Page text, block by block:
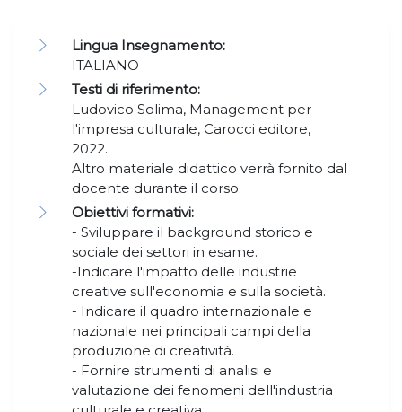
Lingua Insegnamento:
ITALIANO
Testi di riferimento:
Ludovico Solima, Management per
l'impresa culturale, Carocci editore,
2022.
Altro materiale didattico verrà fornito dal
docente durante il corso.
Obiettivi formativi:
- Sviluppare il background storico e
sociale dei settori in esame.
-Indicare l'impatto delle industrie
creative sull'economia e sulla società.
- Indicare il quadro internazionale e
nazionale nei principali campi della
produzione di creatività.
- Fornire strumenti di analisi e
valutazione dei fenomeni dell'industria